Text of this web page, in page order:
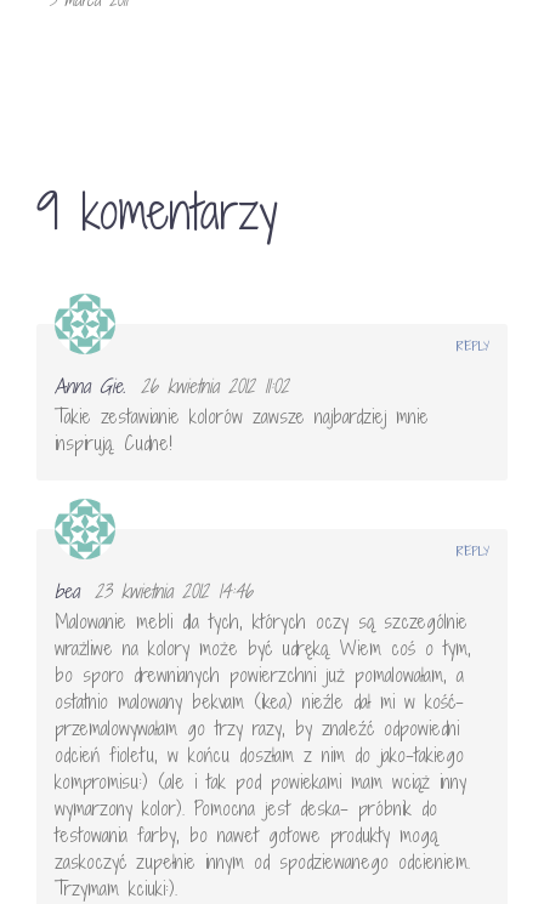
9 komentarzy
Anna Gie. 26 kwietnia 2012 11:02
Takie zestawianie kolorów zawsze najbardziej mnie
inspirują. Cudne!
REPLY
bea 23 kwietnia 2012 14:46
Malowanie mebli dla tych, których oczy są szczególnie
wrażliwe na kolory może być udręką. Wiem coś o tym,
bo sporo drewnianych powierzchni już pomalowałam, a
ostatnio malowany bekvam (ikea) nieźle dał mi w kość-
przemalowywałam go trzy razy, by znaleźć odpowiedni
odcień fioletu, w końcu doszłam z nim do jako-takiego
kompromisu:) (ale i tak pod powiekami mam wciąż inny
wymarzony kolor). Pomocna jest deska- próbnik do
testowania farby, bo nawet gotowe produkty mogą
zaskoczyć zupełnie innym od spodziewanego odcieniem.
Trzymam kciuki:).
REPLY